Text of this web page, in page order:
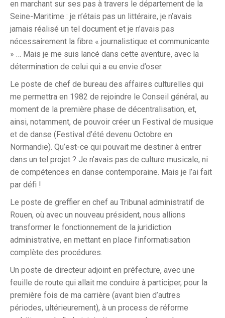
en marchant sur ses pas à travers le département de la
Seine-Maritime : je n’étais pas un littéraire, je n’avais
jamais réalisé un tel document et je n’avais pas
nécessairement la fibre « journalistique et communicante
» … Mais je me suis lancé dans cette aventure, avec la
détermination de celui qui a eu envie d’oser.
Le poste de chef de bureau des affaires culturelles qui
me permettra en 1982 de rejoindre le Conseil général, au
moment de la première phase de décentralisation, et,
ainsi, notamment, de pouvoir créer un Festival de musique
et de danse (Festival d’été devenu Octobre en
Normandie). Qu’est-ce qui pouvait me destiner à entrer
dans un tel projet ? Je n’avais pas de culture musicale, ni
de compétences en danse contemporaine. Mais je l’ai fait
par défi !
Le poste de greffier en chef au Tribunal administratif de
Rouen, où avec un nouveau président, nous allions
transformer le fonctionnement de la juridiction
administrative, en mettant en place l’informatisation
complète des procédures.
Un poste de directeur adjoint en préfecture, avec une
feuille de route qui allait me conduire à participer, pour la
première fois de ma carrière (avant bien d’autres
périodes, ultérieurement), à un process de réforme